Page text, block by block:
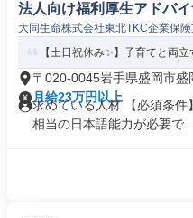
法人向け福利厚生アドバ
大同生命株式会社東北TKC企業保険
【土日祝休み✨】子育てと両
〒020-0045岩手県盛岡市盛
月給23万円以上
求めている人材 【必須条件
相当の日本語能力が必要で...